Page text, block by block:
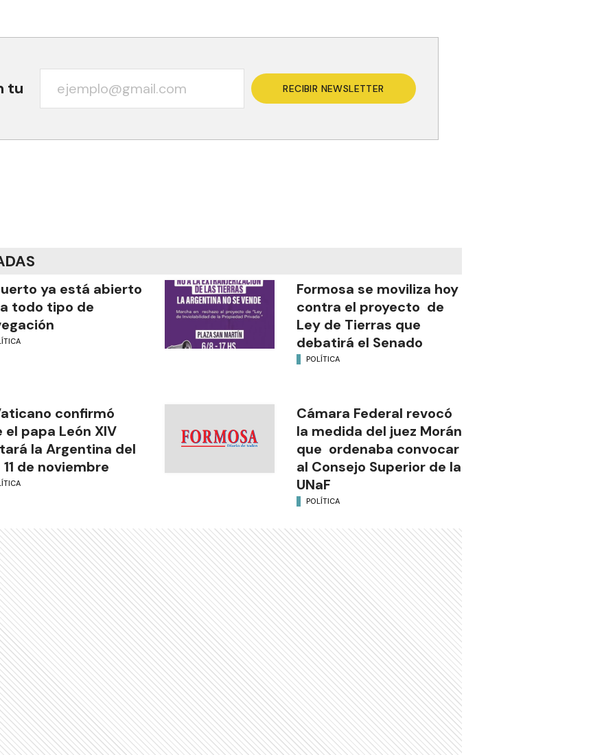
tu RECIBIR NEWSLETTER
ya está abierto
todo tipo de
Formosa se moviliza hoy
contra el proyecto de
Ley de Tierras que
debatirá el Senado
POLÍTICA
confirmó
el papa León XIV
la Argentina del
11 de noviembre
Cámara Federal revocó
la medida del juez Morán
que ordenaba convocar
al Consejo Superior de la
UNaF
POLÍTICA